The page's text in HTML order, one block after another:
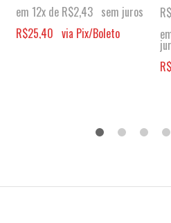
em 12x de R$2,43 sem juros
R$25,40 via Pix/Boleto
R$
R$